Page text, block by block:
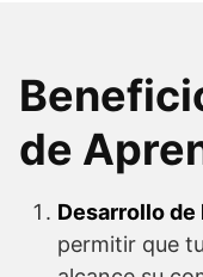
de
Desarrollo
permitir que